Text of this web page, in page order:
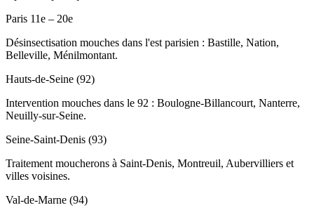
Paris 11e – 20e
Désinsectisation mouches dans l'est parisien : Bastille, Nation,
Belleville, Ménilmontant.
Hauts-de-Seine (92)
Intervention mouches dans le 92 : Boulogne-Billancourt, Nanterre,
Neuilly-sur-Seine.
Seine-Saint-Denis (93)
Traitement moucherons à Saint-Denis, Montreuil, Aubervilliers et
villes voisines.
Val-de-Marne (94)